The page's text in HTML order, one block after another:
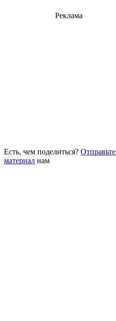
Реклама
Есть, чем поделиться? Отправьте
материал нам